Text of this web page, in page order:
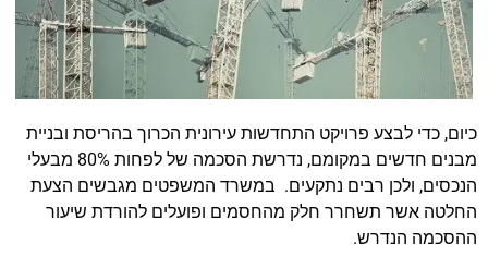
כיום, כדי לבצע פרויקט התחדשות עירונית הכרוך בהריסת ובניית
מבנים חדשים במקומם, נדרשת הסכמה של לפחות 80% מבעלי
הנכסים, ולכן רבים נתקעים. במשרד המשפטים מגבשים הצעת
החלטה אשר תשחרר חלק מהחסמים ופועלים להורדת שיעור
ההסכמה הנדרש.